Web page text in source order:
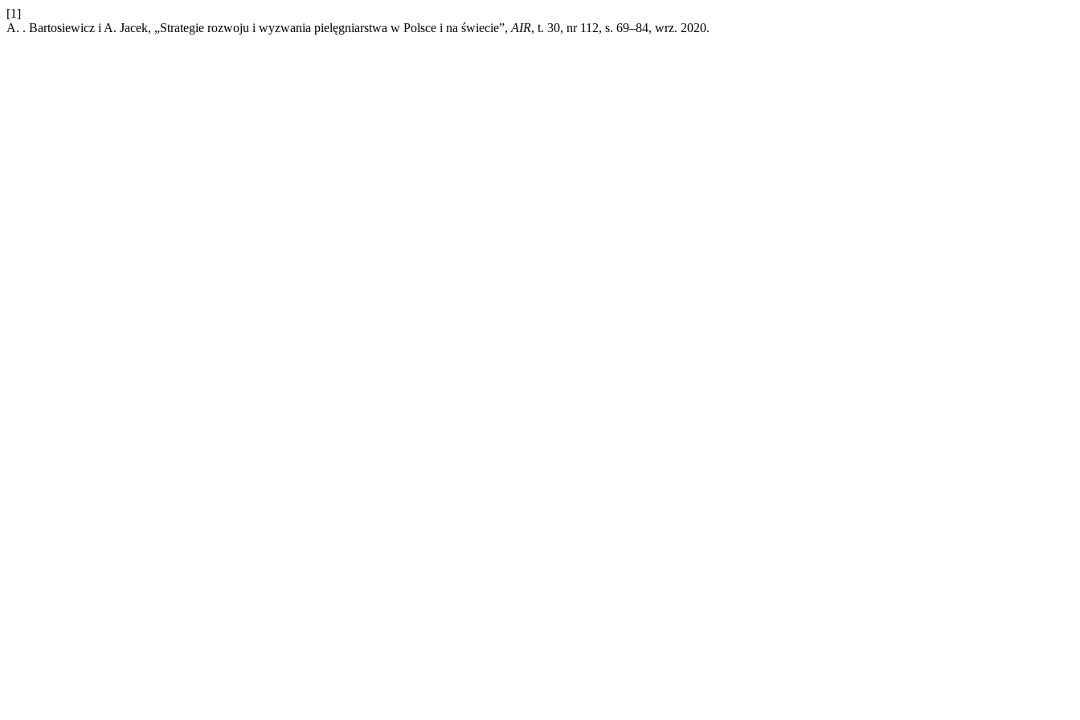
[1]
A. . Bartosiewicz i A. Jacek, „Strategie rozwoju i wyzwania pielęgniarstwa w Polsce i na świecie”, AIR, t. 30, nr 112, s. 69–84, wrz. 2020.